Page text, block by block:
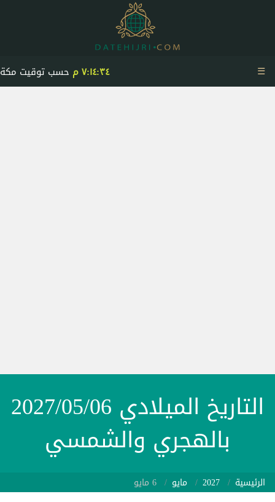
٧:١٤:٣٤ م حسب توقيت مكة ☰
التاريخ الميلادي 2027/05/06
بالهجري والشمسي
الرئيسية 2027 مايو 6 مايو